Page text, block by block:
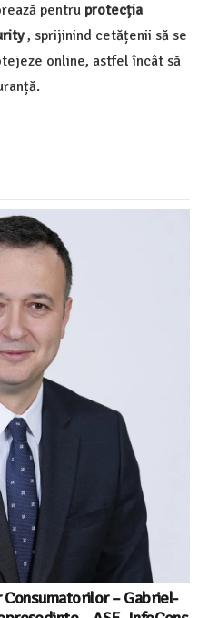
pentru protecția
, sprijinind cetățenii să se
online, astfel încât să
– Gabriel-